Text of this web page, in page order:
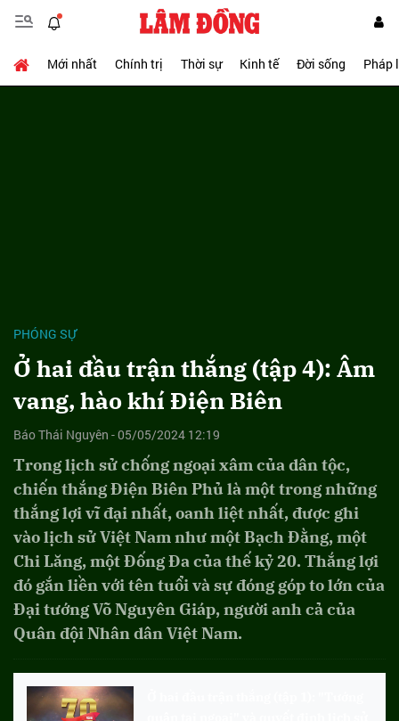
Mới nhất Chính trị Thời sự Kinh tế Đời sống Pháp
PHÓNG SỰ
Ở hai đầu trận thắng (tập 4): Âm
vang, hào khí Điện Biên
Báo Thái Nguyên - 05/05/2024 12:19
Trong lịch sử chống ngoại xâm của dân tộc,
chiến thắng Điện Biên Phủ là một trong những
thắng lợi vĩ đại nhất, oanh liệt nhất, được ghi
vào lịch sử Việt Nam như một Bạch Đằng, một
Chi Lăng, một Đống Đa của thế kỷ 20. Thắng lợi
đó gắn liền với tên tuổi và sự đóng góp to lớn của
Đại tướng Võ Nguyên Giáp, người anh cả của
Quân đội Nhân dân Việt Nam.